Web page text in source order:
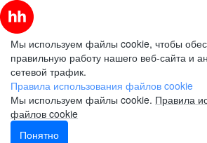
Мы используем файлы cookie, чтобы
правильную работу нашего веб-сайта и
сетевой трафик.
Правила использования файлов cookie
Мы используем файлы cookie. Правила
файлов cookie
Понятно